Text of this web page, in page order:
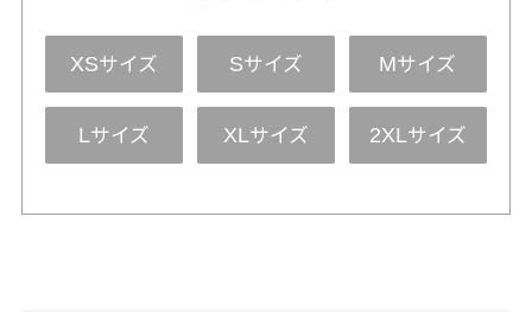
XSサイズ Sサイズ Mサイズ
Lサイズ XLサイズ 2XLサイズ